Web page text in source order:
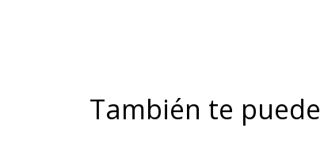
También te